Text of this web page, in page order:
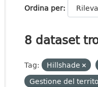
Ordina per
8 dataset
Tag: Hillshade
Gestione del